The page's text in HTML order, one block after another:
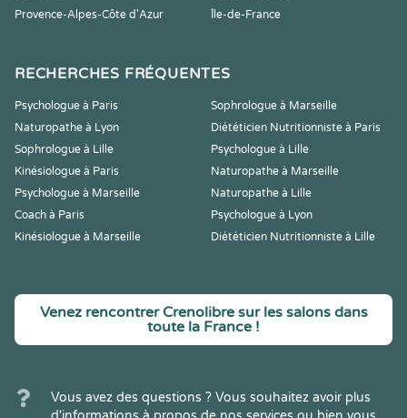
Provence-Alpes-Côte d'Azur
Île-de-France
RECHERCHES FRÉQUENTES
Psychologue à Paris
Sophrologue à Marseille
Naturopathe à Lyon
Diététicien Nutritionniste à Paris
Sophrologue à Lille
Psychologue à Lille
Kinésiologue à Paris
Naturopathe à Marseille
Psychologue à Marseille
Naturopathe à Lille
Coach à Paris
Psychologue à Lyon
Kinésiologue à Marseille
Diététicien Nutritionniste à Lille
Venez rencontrer Crenolibre sur les salons dans
toute la France !
Vous avez des questions ? Vous souhaitez avoir plus